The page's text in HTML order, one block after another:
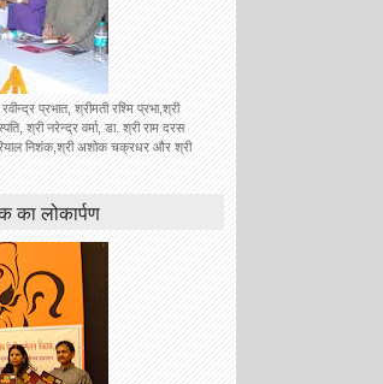
प्रभात, श्रीमती रश्मि प्रभा,श्री
श्री नरेन्द्र वर्मा, डा. श्री राम दरस
निशंक,श्री अशोक चक्रधर और श्री
का लोकार्पण